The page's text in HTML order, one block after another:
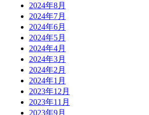
2024年8月
2024年7月
2024年6月
2024年5月
2024年4月
2024年3月
2024年2月
2024年1月
2023年12月
2023年11月
2023年9月